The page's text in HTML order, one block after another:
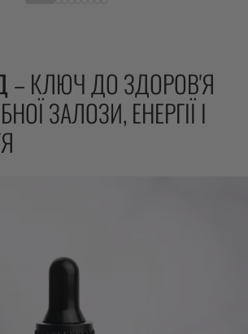
– КЛЮЧ ДО ЗДОРОВ'Я
ЗАЛОЗИ, ЕНЕРГІЇ І